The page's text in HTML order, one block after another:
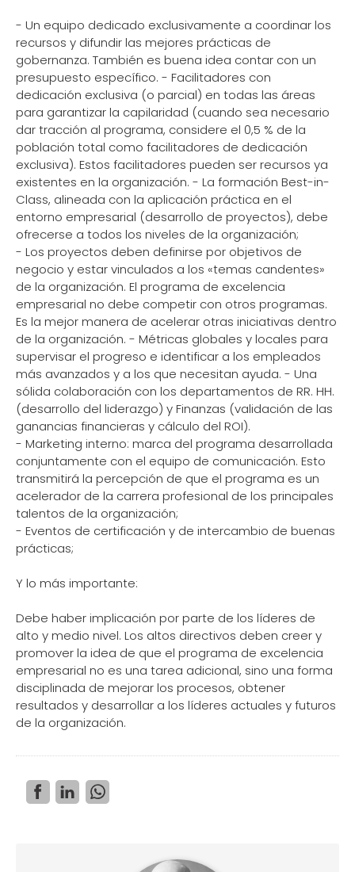
- Un equipo dedicado exclusivamente a coordinar los
recursos y difundir las mejores prácticas de
gobernanza. También es buena idea contar con un
presupuesto específico. - Facilitadores con
dedicación exclusiva (o parcial) en todas las áreas
para garantizar la capilaridad (cuando sea necesario
dar tracción al programa, considere el 0,5 % de la
población total como facilitadores de dedicación
exclusiva). Estos facilitadores pueden ser recursos ya
existentes en la organización. - La formación Best-in-
Class, alineada con la aplicación práctica en el
entorno empresarial (desarrollo de proyectos), debe
ofrecerse a todos los niveles de la organización;
- Los proyectos deben definirse por objetivos de
negocio y estar vinculados a los «temas candentes»
de la organización. El programa de excelencia
empresarial no debe competir con otros programas.
Es la mejor manera de acelerar otras iniciativas dentro
de la organización. - Métricas globales y locales para
supervisar el progreso e identificar a los empleados
más avanzados y a los que necesitan ayuda. - Una
sólida colaboración con los departamentos de RR. HH.
(desarrollo del liderazgo) y Finanzas (validación de las
ganancias financieras y cálculo del ROI).
- Marketing interno: marca del programa desarrollada
conjuntamente con el equipo de comunicación. Esto
transmitirá la percepción de que el programa es un
acelerador de la carrera profesional de los principales
talentos de la organización;
- Eventos de certificación y de intercambio de buenas
prácticas;
Y lo más importante:
Debe haber implicación por parte de los líderes de
alto y medio nivel. Los altos directivos deben creer y
promover la idea de que el programa de excelencia
empresarial no es una tarea adicional, sino una forma
disciplinada de mejorar los procesos, obtener
resultados y desarrollar a los líderes actuales y futuros
de la organización.